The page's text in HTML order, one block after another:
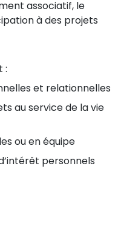
associatif, le
à des projets
:
et relationnelles
au service de la vie
ou en équipe
personnels